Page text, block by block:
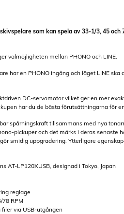
som kan spela av 33-1/3, 45
valmöjligheten mellan PHONO och LINE.
har en PHONO ingång och läget LINE
DC-servomotor vilket ger en mer
har du de bästa förutsättningarna för
spårningskraft tillsammans med nya
pickuper och det märks i deras senaste
smidig uppgradering. Ytterligare
AT-LP120XUSB, designad i Tokyo, Japan
reglage
78 RPM
via USB-utgången